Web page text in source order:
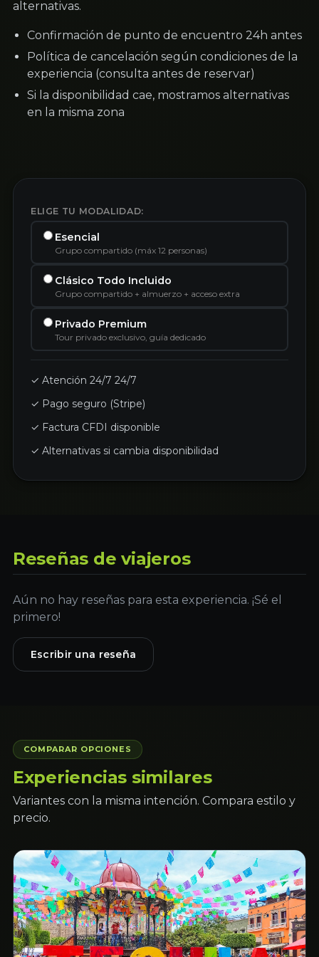
alternativas.
Confirmación de punto de encuentro 24h antes
Política de cancelación según condiciones de la
experiencia (consulta antes de reservar)
Si la disponibilidad cae, mostramos alternativas
en la misma zona
ELIGE TU MODALIDAD:
Esencial
Grupo compartido (máx 12 personas)
Clásico Todo Incluido
Grupo compartido + almuerzo + acceso extra
Privado Premium
Tour privado exclusivo, guía dedicado
✓ Atención 24/7 24/7
✓ Pago seguro (Stripe)
✓ Factura CFDI disponible
✓ Alternativas si cambia disponibilidad
Reseñas de viajeros
Aún no hay reseñas para esta experiencia. ¡Sé el
primero!
Escribir una reseña
COMPARAR OPCIONES
Experiencias similares
Variantes con la misma intención. Compara estilo y
precio.